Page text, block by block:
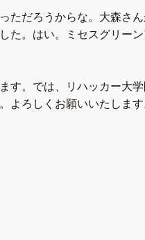
だろうからな。大森さ
た。はい。ミセスグリー
。では、リハッカー大
ろしくお願いいたします